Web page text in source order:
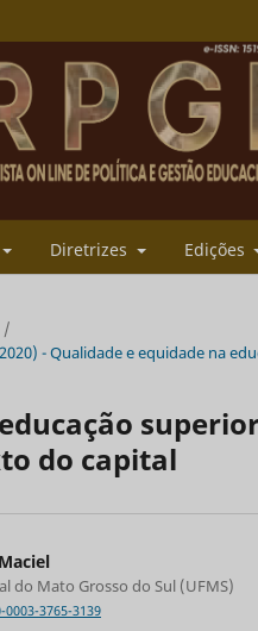
Diretrizes Edições
/
- Qualidade e equidade na
do capital
do Mato Grosso do Sul (UFMS)
3765-3139